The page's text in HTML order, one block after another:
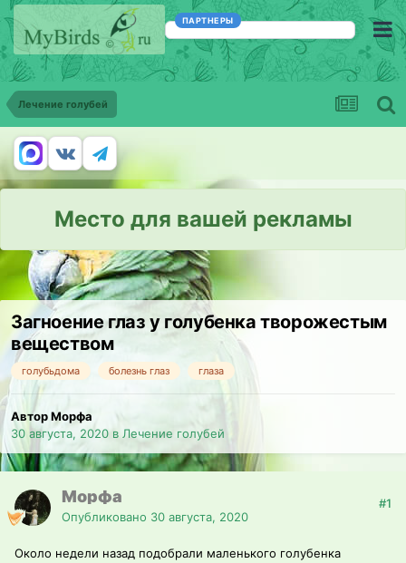
ПАРТНЕРЫ
Лечение голубей
Место для вашей рекламы
Загноение глаз у голубенка творожестым
веществом
голубьдома болезнь глаз глаза
Автор Морфа
30 августа, 2020 в Лечение голубей
Морфа
Опубликовано 30 августа, 2020
#1
Около недели назад подобрали маленького голубенка